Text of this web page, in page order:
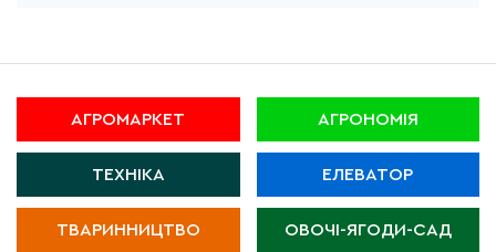
АГРОМАРКЕТ АГРОНОМІЯ
ТЕХНІКА ЕЛЕВАТОР
ТВАРИННИЦТВО ОВОЧІ-ЯГОДИ-САД